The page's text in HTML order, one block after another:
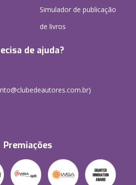
Simulador de publicação
de livros
de ajuda?
Premiações